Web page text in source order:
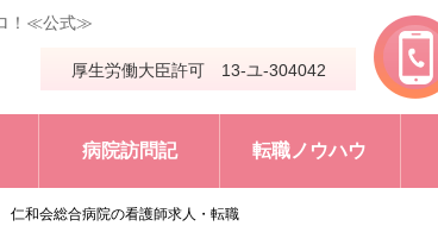
！≪公式≫
厚生労働大臣許可 13-ユ-304042
病院訪問記 転職ノウハウ
仁和会総合病院の看護師求人・転職